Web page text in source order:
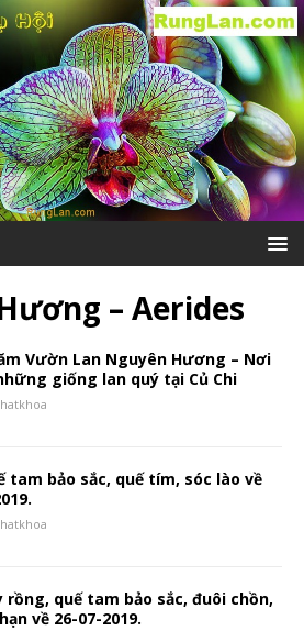
– Aerides
Vườn Lan Nguyên Hương – Nơi
giống lan quý tại Củ Chi
tam bảo sắc, quế tím, sóc lào về
rồng, quế tam bảo sắc, đuôi chồn,
về 26-07-2019.